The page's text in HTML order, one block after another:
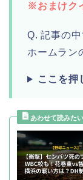
※おまけク
Q. 記事の
ホームラン
ここを押